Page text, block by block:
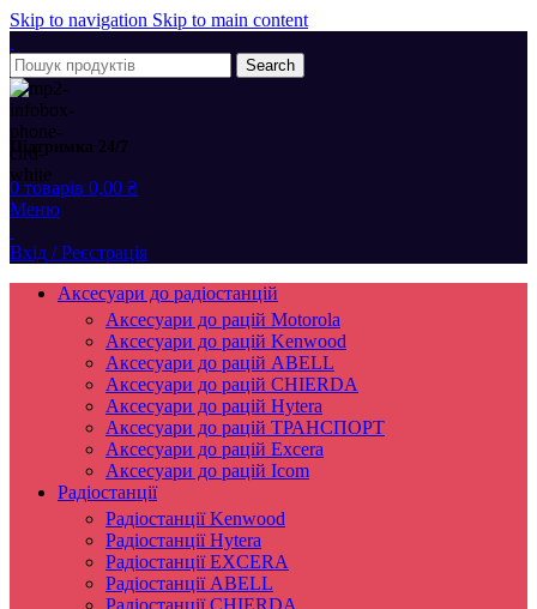
Skip to navigation Skip to main content
Search
Підтримка 24/7
0 товарів 0,00 ₴
Меню
Вхід / Реєстрація
Аксесуари до радіостанцій
Аксесуари до рацій Motorola
Аксесуари до рацій Kenwood
Аксесуари до рацій ABELL
Аксесуари до рацій CHIERDA
Аксесуари до рацій Hytera
Аксесуари до рацій ТРАНСПОРТ
Аксесуари до рацій Excera
Аксесуари до рацій Icom
Радіостанції
Радіостанції Kenwood
Радіостанції Hytera
Радіостанції EXCERA
Радіостанції ABELL